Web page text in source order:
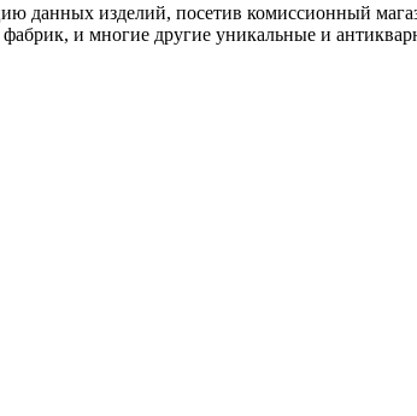
данных изделий, посетив комиссионный
и многие другие уникальные и